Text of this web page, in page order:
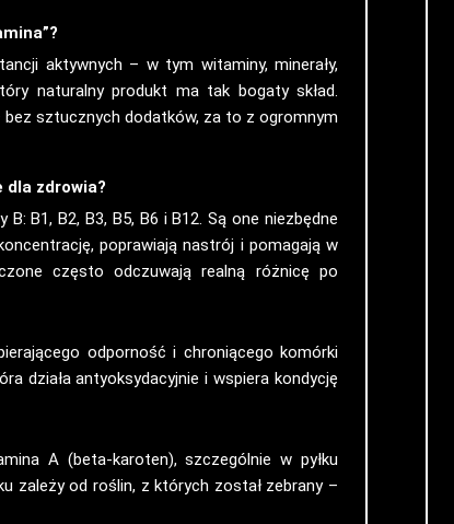
aktywnych – w tym witaminy, minerały,
naturalny produkt ma tak bogaty skład.
bez sztucznych dodatków, za to z ogromnym
dla zdrowia?
B1, B2, B3, B5, B6 i B12. Są one niezbędne
poprawiają nastrój i pomagają w
często odczuwają realną różnicę po
odporność i chroniącego komórki
działa antyoksydacyjnie i wspiera kondycję
A (beta-karoten), szczególnie w pyłku
zależy od roślin, z których został zebrany –